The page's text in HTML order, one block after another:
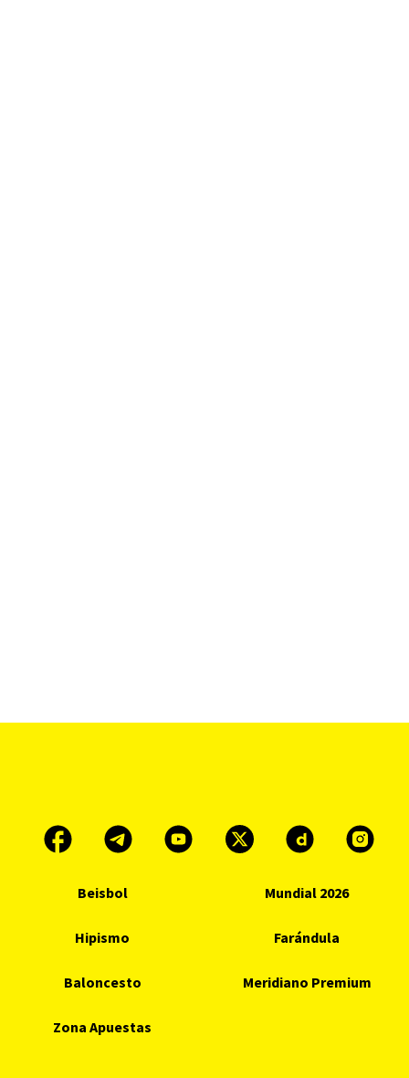
Beisbol Mundial 2026
Hipismo Farándula
Baloncesto Meridiano Premium
Zona Apuestas